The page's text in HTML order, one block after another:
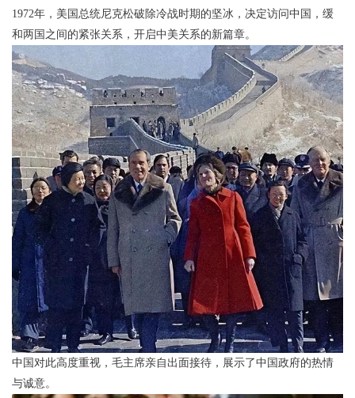
1972年，美国总统尼克松破除冷战时期的坚冰，决定访问中国，缓
和两国之间的紧张关系，开启中美关系的新篇章。
中国对此高度重视，毛主席亲自出面接待，展示了中国政府的热情
与诚意。